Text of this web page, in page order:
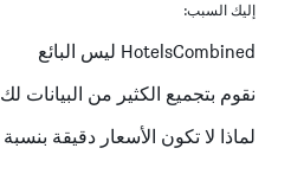
إليك السبب:
HotelsCombined ليس البائع
نقوم بتجميع الكثير من البيانات لك
لماذا لا تكون الأسعار دقيقة بنسبة 100٪؟